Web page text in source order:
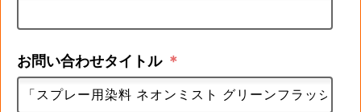
お問い合わせタイトル ＊